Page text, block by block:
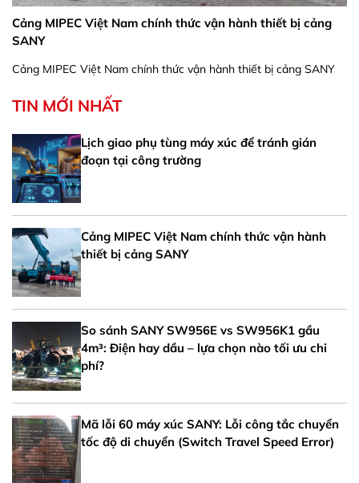
Cảng MIPEC Việt Nam chính thức vận hành thiết bị cảng
SANY
Cảng MIPEC Việt Nam chính thức vận hành thiết bị cảng SANY
TIN MỚI NHẤT
Lịch giao phụ tùng máy xúc để tránh gián
đoạn tại công trường
Cảng MIPEC Việt Nam chính thức vận hành
thiết bị cảng SANY
So sánh SANY SW956E vs SW956K1 gầu
4m³: Điện hay dầu – lựa chọn nào tối ưu chi
phí?
Mã lỗi 60 máy xúc SANY: Lỗi công tắc chuyển
tốc độ di chuyển (Switch Travel Speed Error)